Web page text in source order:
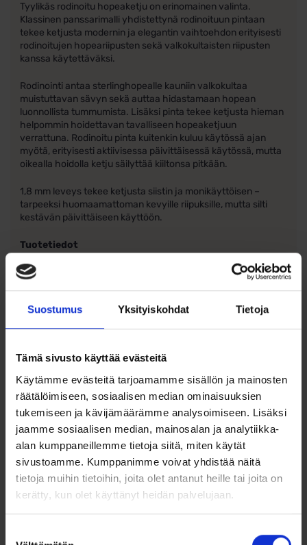
Suostumus Yksityiskohdat Tietoja
Tämä sivusto käyttää evästeitä
Käytämme evästeitä tarjoamamme sisällön ja mainosten
räätälöimiseen, sosiaalisen median ominaisuuksien
tukemiseen ja kävijämäärämme analysoimiseen. Lisäksi
jaamme sosiaalisen median, mainosalan ja analytiikka-
alan kumppaneillemme tietoja siitä, miten käytät
sivustoamme. Kumppanimme voivat yhdistää näitä
tietoja muihin tietoihin, joita olet antanut heille tai joita on
kerätty, kun olet käyttänyt heidän palvelujaan.
Tyylikäs rodinoitu hopeaketju on erinomainen valinta.
Klassinen panssarimalli yhdistettynä rodinoituun pintaan
tekee ketjusta modernin ja elegantin vaihtoehdon erityisesti
rodinoitujen hopeariipusten sekä valkokultaisten riipusten
kanssa käytettäväksi.
Rodinointi antaa sterlinghopealle kauniin valkokultaa
muistuttavan sävyn sekä auttaa hidastamaan hopean
luonnollista tummumista. Lisäksi pinta tekee ketjusta hieman
helpommin hoidettavan tavalliseen hopeaketjuun
verrattuna. Rodinoitu pinta kuitenkin kuluu käytössä ajan
myötä, erityisesti aktiivisessa päivittäisessä käytössä, mutta
oikealla hoidolla ketju säilyttää kiiltonsa pitkään.
1,8 mm leveys tekee ketjusta siistin ja monikäyttöisen –
tarpeeksi huomaamattoman kevyille riipuksille, mutta silti
kestävän päivittäiseen käyttöön.
Tuotetiedot
Leveys: 1,8 mm
Saatavilla olevat pituudet
42 cm
45 cm
50 cm
Ohjeita sormuksen tai korun